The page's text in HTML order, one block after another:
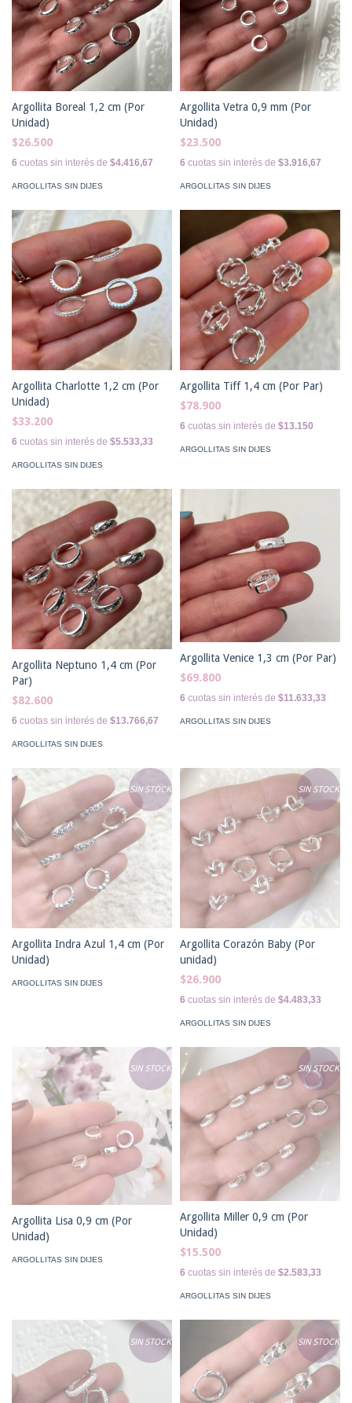
Argollita Boreal 1,2 cm (Por
Unidad)
$26.500
6 cuotas sin interés de $4.416,67
ARGOLLITAS SIN DIJES
Argollita Vetra 0,9 mm (Por
Unidad)
$23.500
6 cuotas sin interés de $3.916,67
ARGOLLITAS SIN DIJES
Argollita Charlotte 1,2 cm (Por
Unidad)
$33.200
6 cuotas sin interés de $5.533,33
ARGOLLITAS SIN DIJES
Argollita Tiff 1,4 cm (Por Par)
$78.900
6 cuotas sin interés de $13.150
ARGOLLITAS SIN DIJES
Argollita Neptuno 1,4 cm (Por
Par)
$82.600
6 cuotas sin interés de $13.766,67
ARGOLLITAS SIN DIJES
Argollita Venice 1,3 cm (Por Par)
$69.800
6 cuotas sin interés de $11.633,33
ARGOLLITAS SIN DIJES
SIN STOCK
Argollita Indra Azul 1,4 cm (Por
Unidad)
ARGOLLITAS SIN DIJES
SIN STOCK
Argollita Corazón Baby (Por
unidad)
$26.900
6 cuotas sin interés de $4.483,33
ARGOLLITAS SIN DIJES
SIN STOCK
Argollita Lisa 0,9 cm (Por
Unidad)
ARGOLLITAS SIN DIJES
SIN STOCK
Argollita Miller 0,9 cm (Por
Unidad)
$15.500
6 cuotas sin interés de $2.583,33
ARGOLLITAS SIN DIJES
SIN STOCK SIN STOCK